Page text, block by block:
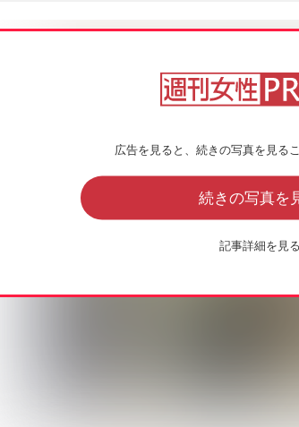
広告を見ると、続きの写真を見る
続きの写真を
記事詳細を見る